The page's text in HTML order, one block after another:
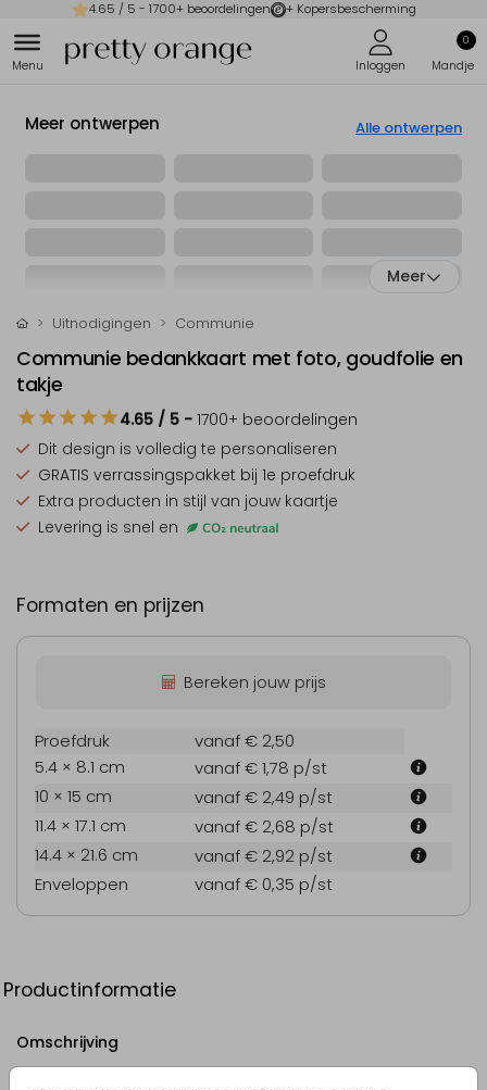
4.65 / 5 - 1700+ beoordelingen + Kopersbescherming
0
Meer ontwerpen Alle ontwerpen
Meer
Uitnodigingen Communie
Communie bedankkaart met foto, goudfolie en
takje
4.65 / 5 - 1700+ beoordelingen
Dit design is volledig te personaliseren
GRATIS verrassingspakket bij 1e proefdruk
Extra producten in stijl van jouw kaartje
Levering is snel en
Formaten en prijzen
Bereken jouw prijs
Proefdruk
vanaf € 2,50
5.4 × 8.1 cm
vanaf € 1,78 p/st
10 × 15 cm
vanaf € 2,49 p/st
11.4 × 17.1 cm
vanaf € 2,68 p/st
14.4 × 21.6 cm
vanaf € 2,92 p/st
Enveloppen
vanaf € 0,35 p/st
Productinformatie
Omschrijving